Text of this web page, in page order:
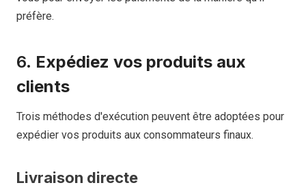
préfère.
6. Expédiez vos produits aux
clients
Trois méthodes d'exécution peuvent être adoptées pour
expédier vos produits aux consommateurs finaux.
Livraison directe